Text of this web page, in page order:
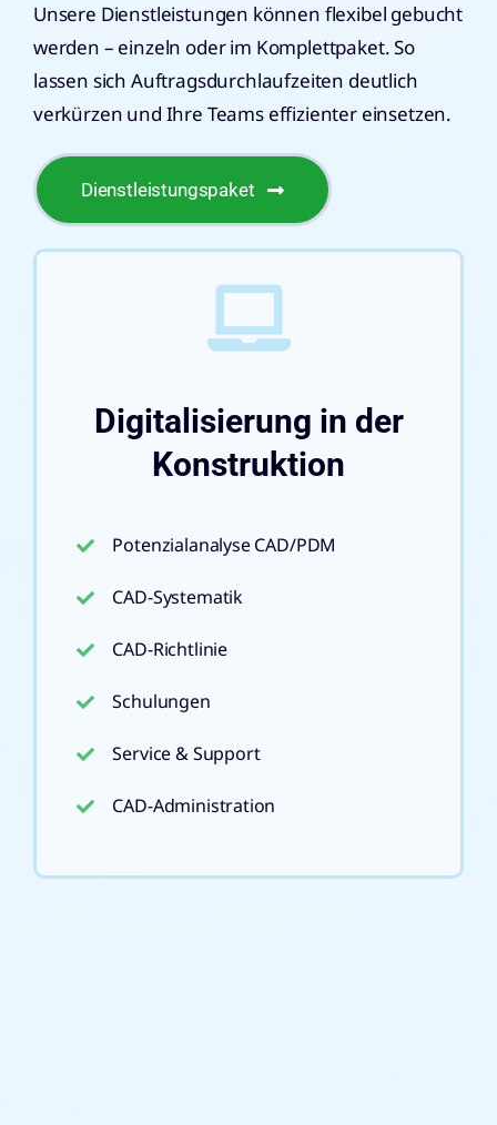
Unsere Dienstleistungen können flexibel gebucht
werden – einzeln oder im Komplettpaket. So
lassen sich Auftragsdurchlaufzeiten deutlich
verkürzen und Ihre Teams effizienter einsetzen.
Dienstleistungspaket
Digitalisierung in der
Konstruktion
Potenzialanalyse CAD/PDM
CAD-Systematik
CAD-Richtlinie
Schulungen
Service & Support
CAD-Administration